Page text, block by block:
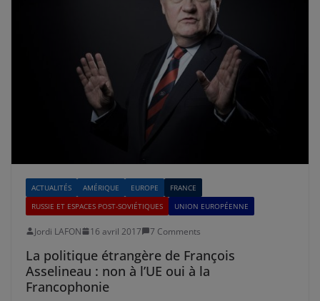
ACTUALITÉS AMÉRIQUE EUROPE
FRANCE
RUSSIE ET ESPACES POST-SOVIÉTIQUES
UNION EUROPÉENNE
Jordi LAFON 16 avril 2017 7 Comments
La politique étrangère de François
Asselineau : non à l’UE oui à la
Francophonie